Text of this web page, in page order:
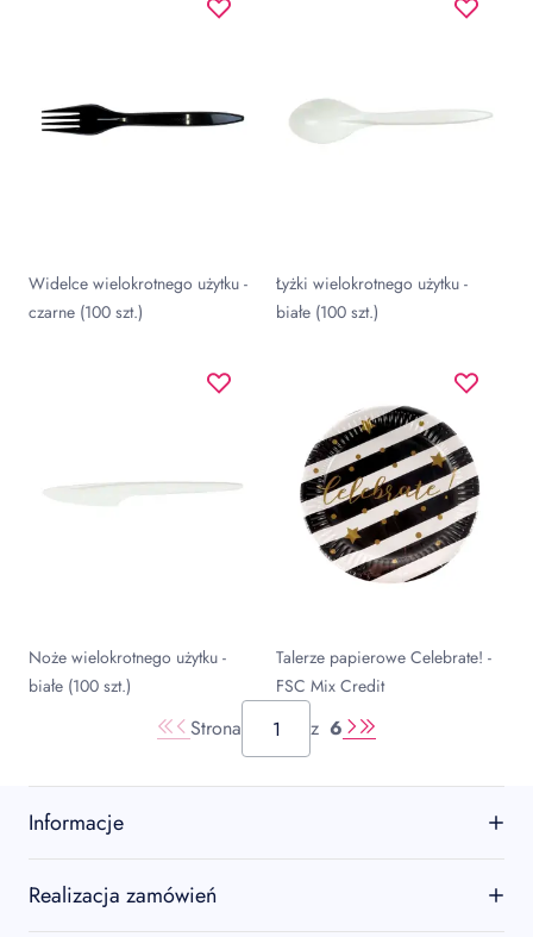
Widelce wielokrotnego użytku -
czarne (100 szt.)
Łyżki wielokrotnego użytku -
białe (100 szt.)
Noże wielokrotnego użytku -
białe (100 szt.)
Talerze papierowe Celebrate! -
FSC Mix Credit
Strona z 6
Informacje
O firmie
Kontakt
Realizacja zamówień